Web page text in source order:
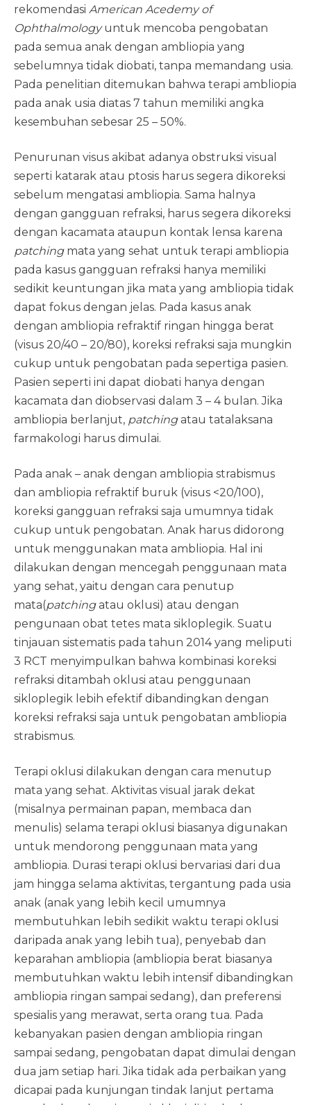
rekomendasi American Acedemy of
Ophthalmologyuntuk mencoba pengobatan
pada semua anak dengan ambliopia yang
sebelumnya tidak diobati, tanpa memandang usia.
Pada penelitian ditemukan bahwa terapi ambliopia
pada anak usia diatas 7 tahun memiliki angka
kesembuhan sebesar 25 – 50%.
Penurunan visus akibat adanya obstruksi visual
seperti katarak atau ptosis harus segera dikoreksi
sebelum mengatasi ambliopia. Sama halnya
dengan gangguan refraksi, harus segera dikoreksi
dengan kacamata ataupun kontak lensa karena
patchingmata yang sehat untuk terapi ambliopia
pada kasus gangguan refraksi hanya memiliki
sedikit keuntungan jika mata yang ambliopia tidak
dapat fokus dengan jelas. Pada kasus anak
dengan ambliopia refraktif ringan hingga berat
(visus 20/40 – 20/80), koreksi refraksi saja mungkin
cukup untuk pengobatan pada sepertiga pasien.
Pasien seperti ini dapat diobati hanya dengan
kacamata dan diobservasi dalam 3 – 4 bulan. Jika
ambliopia berlanjut, patchingatau tatalaksana
farmakologi harus dimulai.
Pada anak – anak dengan ambliopia strabismus
dan ambliopia refraktif buruk (visus <20/100),
koreksi gangguan refraksi saja umumnya tidak
cukup untuk pengobatan. Anak harus didorong
untuk menggunakan mata ambliopia. Hal ini
dilakukan dengan mencegah penggunaan mata
yang sehat, yaitu dengan cara penutup
mata(patchingatau oklusi) atau dengan
pengunaan obat tetes mata sikloplegik. Suatu
tinjauan sistematis pada tahun 2014 yang meliputi
3 RCT menyimpulkan bahwa kombinasi koreksi
refraksi ditambah oklusi atau penggunaan
sikloplegik lebih efektif dibandingkan dengan
koreksi refraksi saja untuk pengobatan ambliopia
strabismus.
Terapi oklusi dilakukan dengan cara menutup
mata yang sehat. Aktivitas visual jarak dekat
(misalnya permainan papan, membaca dan
menulis) selama terapi oklusi biasanya digunakan
untuk mendorong penggunaan mata yang
ambliopia. Durasi terapi oklusi bervariasi dari dua
jam hingga selama aktivitas, tergantung pada usia
anak (anak yang lebih kecil umumnya
membutuhkan lebih sedikit waktu terapi oklusi
daripada anak yang lebih tua), penyebab dan
keparahan ambliopia (ambliopia berat biasanya
membutuhkan waktu lebih intensif dibandingkan
ambliopia ringan sampai sedang), dan preferensi
spesialis yang merawat, serta orang tua. Pada
kebanyakan pasien dengan ambliopia ringan
sampai sedang, pengobatan dapat dimulai dengan
dua jam setiap hari. Jika tidak ada perbaikan yang
dicapai pada kunjungan tindak lanjut pertama